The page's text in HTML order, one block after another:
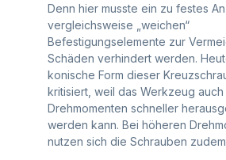
Denn hier musste ein zu festes
vergleichsweise „weichen“
Befestigungselemente zur
Schäden verhindert werden.
konische Form dieser
kritisiert, weil das Werkzeug
Drehmomenten schneller
werden kann. Bei höheren
nutzen sich die Schrauben